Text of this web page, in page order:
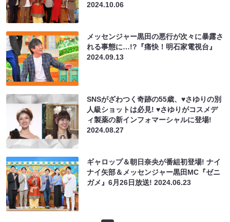
2024.10.06
メッセンジャー黒田の悪行が次々に暴露さ
れる事態に…!?『痛快！明石家電視台』
2024.09.13
SNSがざわつく奇跡の55歳、♥さゆりの別
人級ショットは必見! ♥さゆりがコスメデ
ィ製薬の新インフォマーシャルに登場!
2024.08.27
ギャロップ＆朝日奈央が番組初登場! ナイ
ナイ矢部＆メッセンジャー黒田MC『ゼニ
ガメ』6月26日放送!2024.06.23